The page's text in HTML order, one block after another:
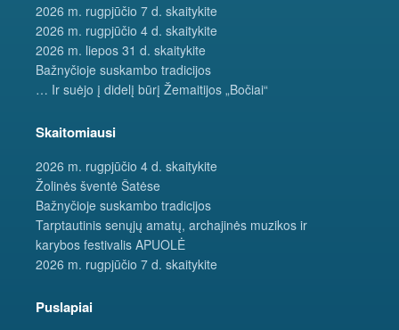
2026 m. rugpjūčio 7 d. skaitykite
2026 m. rugpjūčio 4 d. skaitykite
2026 m. liepos 31 d. skaitykite
Bažnyčioje suskambo tradicijos
… Ir suėjo į didelį būrį Žemaitijos „Bočiai“
Skaitomiausi
2026 m. rugpjūčio 4 d. skaitykite
Žolinės šventė Šatėse
Bažnyčioje suskambo tradicijos
Tarptautinis senųjų amatų, archajinės muzikos ir
karybos festivalis APUOLĖ
2026 m. rugpjūčio 7 d. skaitykite
Puslapiai